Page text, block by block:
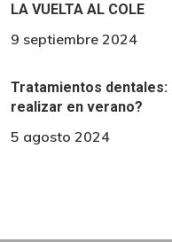
LA VUELTA AL COLE
9 septiembre 2024
Tratamientos dentales:
realizar en verano?
5 agosto 2024